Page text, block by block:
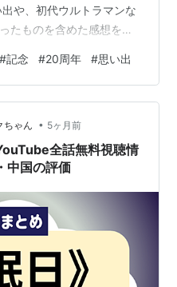
や、初代ウルトラマンな
たものを含めた感想を綴
目次 下記のメニューで、
獣・宇宙人 各回に登場し
て初登場作品に出て来た
なりの分析を綴ります。
します。 登場ウルトラマ
#記念 #20周年 #思い出
ちゃん • 5ヶ月前
全話無料視聴情
中国の評価